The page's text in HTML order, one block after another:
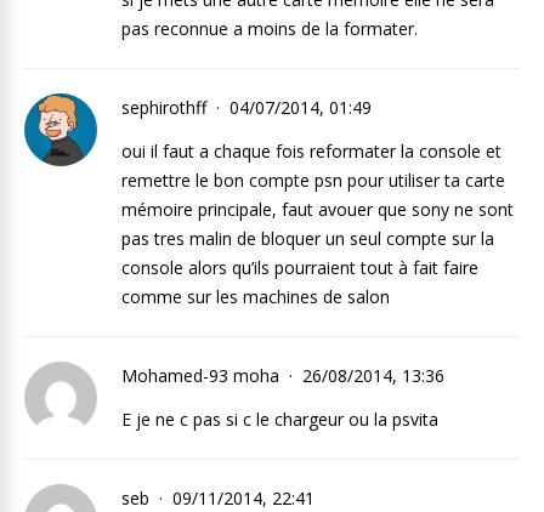
pas reconnue a moins de la formater.
sephirothff
04/07/2014, 01:49
oui il faut a chaque fois reformater la console et
remettre le bon compte psn pour utiliser ta carte
mémoire principale, faut avouer que sony ne sont
pas tres malin de bloquer un seul compte sur la
console alors qu’ils pourraient tout à fait faire
comme sur les machines de salon
Mohamed-93 moha
26/08/2014, 13:36
E je ne c pas si c le chargeur ou la psvita
seb
09/11/2014, 22:41